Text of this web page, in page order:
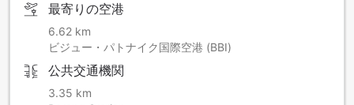
最寄りの空港
6.62 km
ビジュー・パトナイク国際空港 (BBI)
公共交通機関
3.35 km